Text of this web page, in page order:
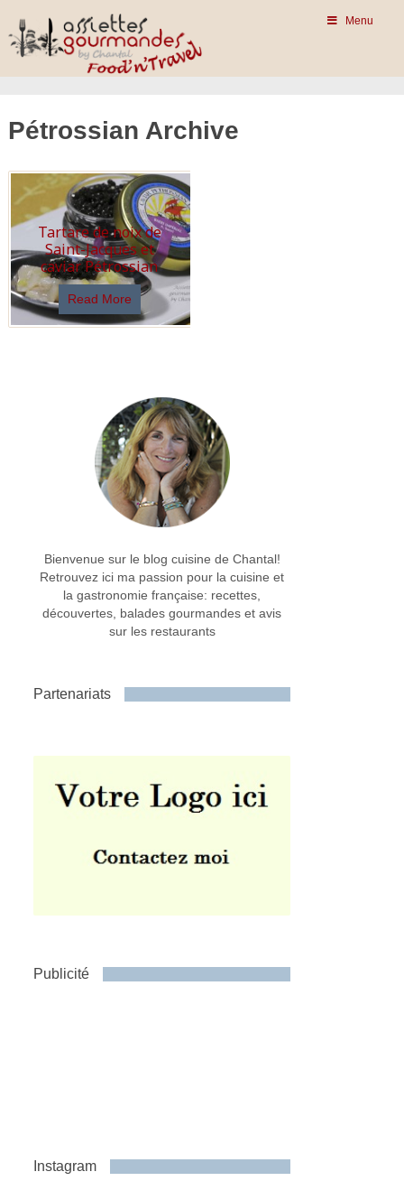
Menu
Pétrossian Archive
Tartare de noix de
Saint-Jacques et
caviar Pétrossian
Read More
Bienvenue sur le blog cuisine de Chantal!
Retrouvez ici ma passion pour la cuisine et
la gastronomie française: recettes,
découvertes, balades gourmandes et avis
sur les restaurants
Partenariats
Publicité
Instagram